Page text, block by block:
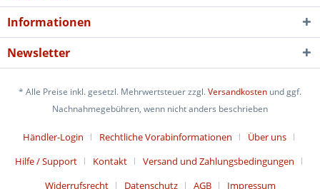
Informationen
Newsletter
* Alle Preise inkl. gesetzl. Mehrwertsteuer zzgl.Versandkosten und ggf.
Nachnahmegebühren, wenn nicht anders beschrieben
Händler-Login Rechtliche Vorabinformationen
Über uns
Hilfe / Support
Kontakt
Versand und Zahlungsbedingungen
Widerrufsrecht
Datenschutz AGB Impressum